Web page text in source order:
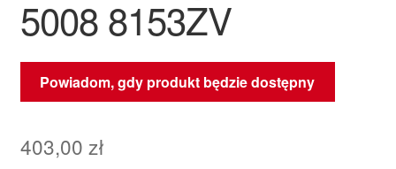
5008 8153ZV
Powiadom, gdy produkt będzie dostępny
403,00 zł